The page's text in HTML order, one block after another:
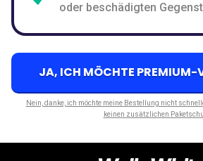
oder beschädigten
JA, ICH MÖCHTE PREMIUM-
Nein, danke, ich möchte meine Bestellung nicht
keinen zusätzlichen